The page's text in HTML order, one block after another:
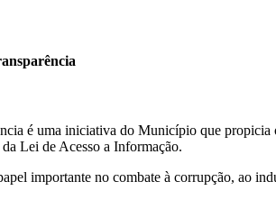
é uma iniciativa do Município que
Lei de Acesso a Informação.
importante no combate à corrupção, ao